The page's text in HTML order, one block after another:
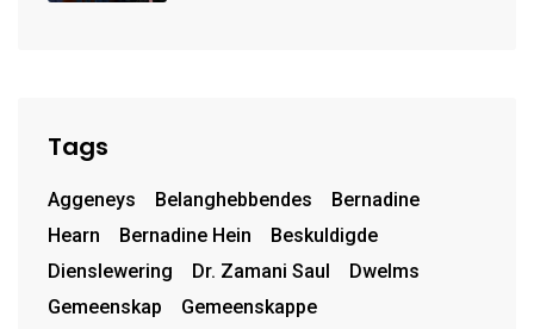
Tags
Aggeneys Belanghebbendes
Bernadine
Hearn
Bernadine Hein
Beskuldigde
Dienslewering
Dr. Zamani Saul
Dwelms
Gemeenskap
Gemeenskappe